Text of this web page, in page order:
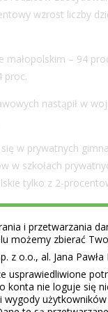
wzrost liczby
– 94
proc.
nastąpił w
w prywatnych
w szkołach
tylko z 2-
uczniów szkół
o tym, że
czyli
i przetwarzania
możemy zbierać
o.o., al. Jana
usprawiedliwione
konta nie loguje się